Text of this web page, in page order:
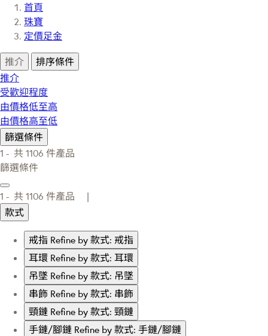
首頁
珠寶
定價足金
推介
排序條件
推介
受歡迎程度
由價格低至高
由價格高至低
篩選條件
1 - 共 1106 件產品
篩選條件
1 - 共 1106 件產品 |
款式
戒指 Refine by 款式: 戒指
耳環 Refine by 款式: 耳環
吊墜 Refine by 款式: 吊墜
串飾 Refine by 款式: 串飾
頸鏈 Refine by 款式: 頸鏈
手鏈/腳鏈 Refine by 款式: 手鏈/腳鏈